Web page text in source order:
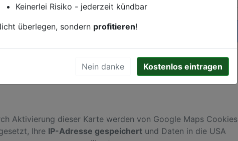
6-10 inAugsburg
Aktivierung dieser Karte werden von Google Maps Cookies
Ihre IP-Adresse gespeichert und Daten in die USA
Keinerlei Risiko - jederzeit kündbar
überlegen, sondern profitieren!
Nein danke Kostenlos eintragen